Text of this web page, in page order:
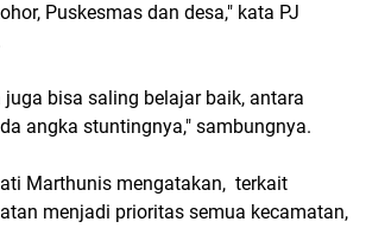
Puskesmas dan desa," kata PJ
juga bisa saling belajar baik, antara
angka stuntingnya," sambungnya.
Marthunis mengatakan, terkait
menjadi prioritas semua kecamatan,